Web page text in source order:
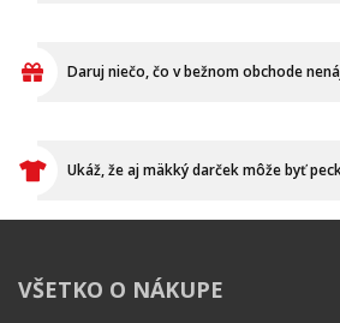
Daruj niečo, čo v bežnom obchode
Ukáž, že aj mäkký darček môže byť
VŠETKO O NÁKUPE